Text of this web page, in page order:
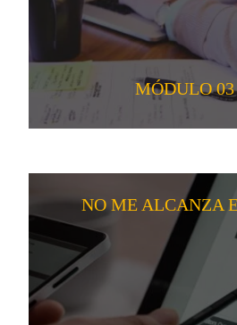
MÓDULO 03
NO ME ALCANZA